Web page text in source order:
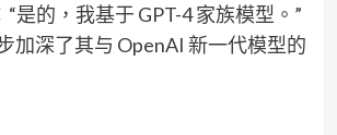
是的，我基于 GPT-4 家族模型。”
加深了其与 OpenAI 新一代模型的